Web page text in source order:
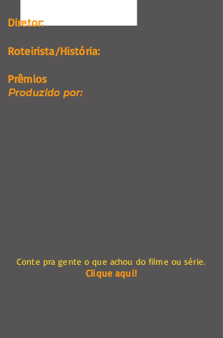
Conte pra gente o que achou do filme ou série.
Clique aqui!
Diretor:
Roteirista/História:
Prêmios
Produzido por: